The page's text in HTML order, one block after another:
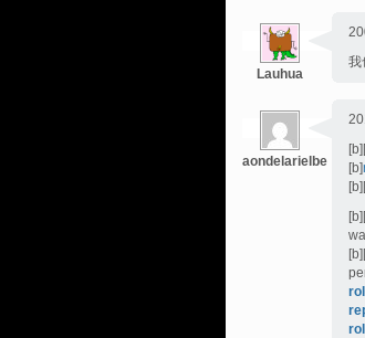
Lauhua
我
aondelarielbe
[b]